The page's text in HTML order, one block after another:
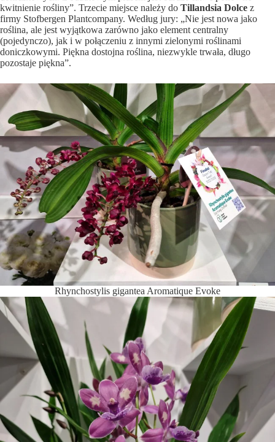
kwitnienie rośliny”. Trzecie miejsce należy do Tillandsia Dolce z
firmy Stofbergen Plantcompany. Według jury: „Nie jest nowa jako
roślina, ale jest wyjątkowa zarówno jako element centralny
(pojedynczo), jak i w połączeniu z innymi zielonymi roślinami
doniczkowymi. Piękna dostojna roślina, niezwykle trwała, długo
pozostaje piękna”.
Rhynchostylis gigantea Aromatique Evoke